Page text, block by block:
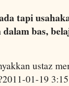
tapi
bas,
ustaz
01-19